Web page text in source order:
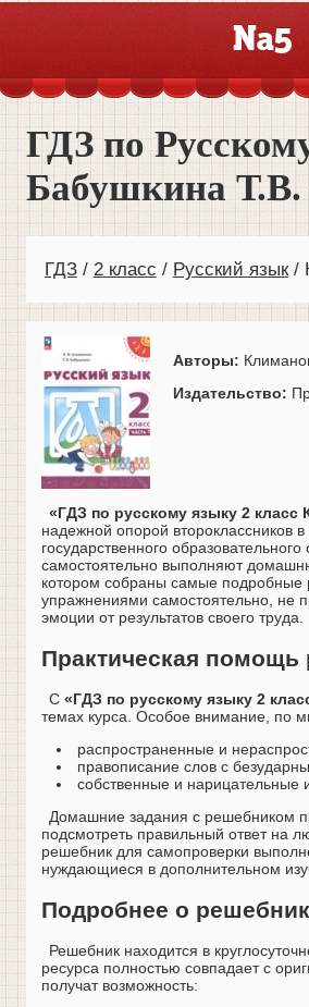
ГДЗ по
Бабушкина
ГДЗ 2 класс Русский язык
Авторы:
Издательство:
«ГДЗ по русскому языку 2
надежной опорой второклассников
государственного
самостоятельно выполняют
котором собраны самые подробные
упражнениями самостоятельно, не
эмоции от результатов своего труда.
Практическая помощь
С «ГДЗ по русскому языку 2
темах курса. Особое внимание, по
распространенные и
правописание слов с
собственные и нарицательные
Домашние задания с решебником
подсмотреть правильный ответ на
решебник для самопроверки
нуждающиеся в дополнительном
Подробнее о
Решебник находится в
ресурса полностью совпадает с
получат возможность: